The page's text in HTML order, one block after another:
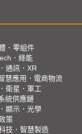
．零組件
．綠能
通訊．XR
慧應用．電商物流
衛星．軍工
統供應鏈
顯示．光學
策
技．智慧製造